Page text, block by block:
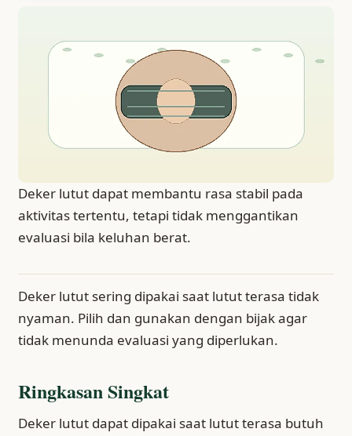
Deker lutut dapat membantu rasa stabil pada
aktivitas tertentu, tetapi tidak menggantikan
evaluasi bila keluhan berat.
Deker lutut sering dipakai saat lutut terasa tidak
nyaman. Pilih dan gunakan dengan bijak agar
tidak menunda evaluasi yang diperlukan.
Ringkasan Singkat
Deker lutut dapat dipakai saat lutut terasa butuh